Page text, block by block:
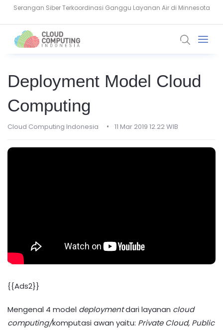
Deployment Model Cloud
Computing
Cloud Computing Indonesia • 11 Mar 2019 12.22 WIB
{{Ads2}}
Mengenal 4 model deploymentdari layanan cloud
computing/komputasi awan yaitu: Private Cloud, Public